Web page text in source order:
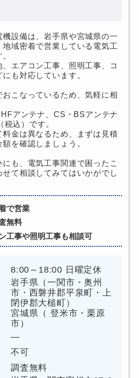
設備は、岩手県や宮城県の一
域密着で営業している電気工
エアコン工事、照明工事、コ
も対応しています。
こなっているため、気軽に相
アンテナ、CS・BSアンテナ
込）です。
料金は異なるため、まずは見積
を確認しましょう。
も、電気工事関連で困ったこ
せて相談してみてはいかがでし
で営業
無料
工事や照明工事も相談可
8:00～18:00 日曜定休
岩手県（一関市・奥州
市・西磐井郡平泉町・上
閉伊郡大槌町）
宮城県（ 登米市・栗原
市）
―
不可
調査無料